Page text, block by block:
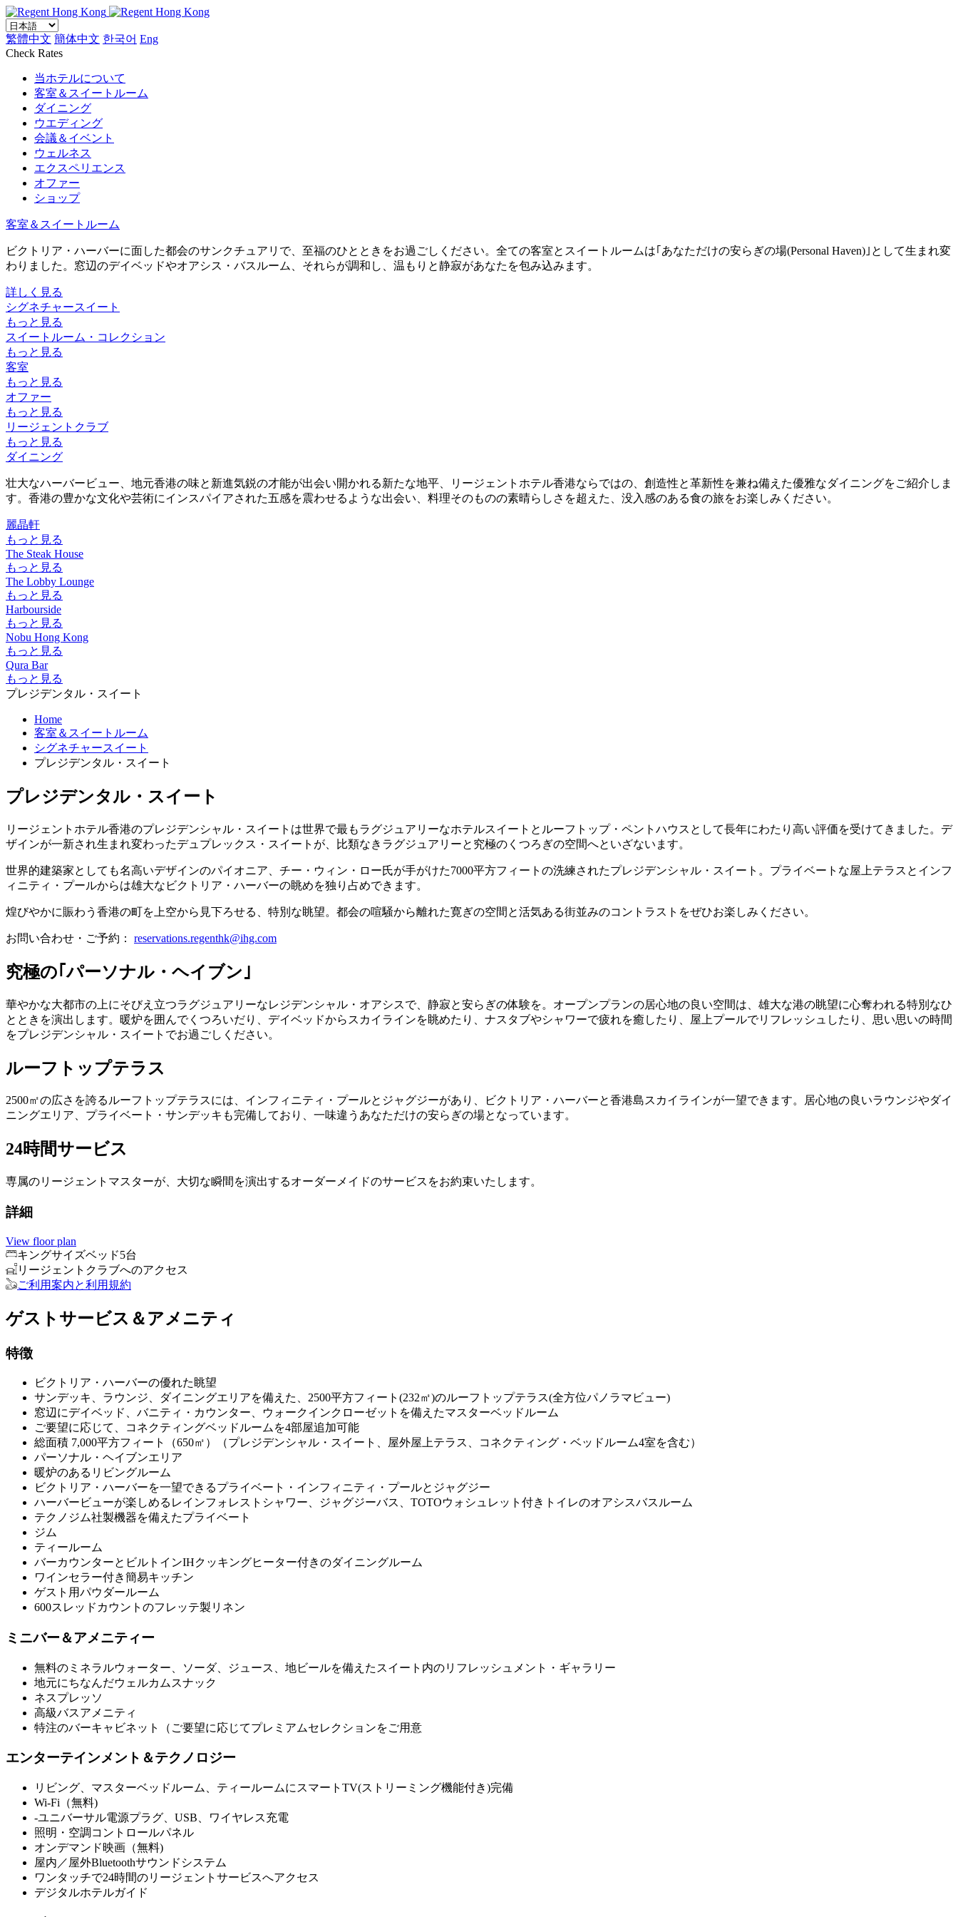
繁體中文 簡体中文 한국어 Eng
Check Rates
当ホテルについて
客室＆スイートルーム
ダイニング
ウエディング
会議＆イベント
ウェルネス
エクスペリエンス
オファー
ショップ
客室＆スイートルーム
ビクトリア・ハーバーに面した都会のサンクチュアリで、至福のひとときをお過ごしください。全ての客室とスイートルームは｢あなただけの安らぎの場(Personal Haven)｣として生まれ変
わりました。窓辺のデイベッドやオアシス・バスルーム、それらが調和し、温もりと静寂があなたを包み込みます。
詳しく見る
シグネチャースイート
もっと見る
スイートルーム・コレクション
もっと見る
客室
もっと見る
オファー
もっと見る
リージェントクラブ
もっと見る
ダイニング
壮大なハーバービュー、地元香港の味と新進気鋭の才能が出会い開かれる新たな地平、リージェントホテル香港ならではの、創造性と革新性を兼ね備えた優雅なダイニングをご紹介しま
す。香港の豊かな文化や芸術にインスパイアされた五感を震わせるような出会い、料理そのものの素晴らしさを超えた、没入感のある食の旅をお楽しみください。
麗晶軒
もっと見る
The Steak House
もっと見る
The Lobby Lounge
もっと見る
Harbourside
もっと見る
Nobu Hong Kong
もっと見る
Qura Bar
もっと見る
プレジデンタル・スイート
Home
客室＆スイートルーム
シグネチャースイート
プレジデンタル・スイート
プレジデンタル・スイート
リージェントホテル香港のプレジデンシャル・スイートは世界で最もラグジュアリーなホテルスイートとルーフトップ・ペントハウスとして長年にわたり高い評価を受けてきました。デ
ザインが一新され生まれ変わったデュプレックス・スイートが、比類なきラグジュアリーと究極のくつろぎの空間へといざないます。
世界的建築家としても名高いデザインのパイオニア、チー・ウィン・ロー氏が手がけた7000平方フィートの洗練されたプレジデンシャル・スイート。プライベートな屋上テラスとインフ
ィニティ・プールからは雄大なビクトリア・ハーバーの眺めを独り占めできます。
煌びやかに賑わう香港の町を上空から見下ろせる、特別な眺望。都会の喧騒から離れた寛ぎの空間と活気ある街並みのコントラストをぜひお楽しみください。
お問い合わせ・ご予約： reservations.regenthk@ihg.com
究極の｢パーソナル・ヘイブン｣
華やかな大都市の上にそびえ立つラグジュアリーなレジデンシャル・オアシスで、静寂と安らぎの体験を。オープンプランの居心地の良い空間は、雄大な港の眺望に心奪われる特別なひ
とときを演出します。暖炉を囲んでくつろいだり、デイベッドからスカイラインを眺めたり、ナスタブやシャワーで疲れを癒したり、屋上プールでリフレッシュしたり、思い思いの時間
をプレジデンシャル・スイートでお過ごしください。
ルーフトップテラス
2500㎡の広さを誇るルーフトップテラスには、インフィニティ・プールとジャグジーがあり、ビクトリア・ハーバーと香港島スカイラインが一望できます。居心地の良いラウンジやダイ
ニングエリア、プライベート・サンデッキも完備しており、一味違うあなただけの安らぎの場となっています。
24時間サービス
専属のリージェントマスターが、大切な瞬間を演出するオーダーメイドのサービスをお約束いたします。
詳細
View floor plan
キングサイズベッド5台
リージェントクラブへのアクセス
ご利用案内と利用規約
ゲストサービス＆アメニティ
特徴
ビクトリア・ハーバーの優れた眺望
サンデッキ、ラウンジ、ダイニングエリアを備えた、2500平方フィート(232㎡)のルーフトップテラス(全方位パノラマビュー)
窓辺にデイベッド、バニティ・カウンター、ウォークインクローゼットを備えたマスターベッドルーム
ご要望に応じて、コネクティングベッドルームを4部屋追加可能
総面積 7,000平方フィート（650㎡）（プレジデンシャル・スイート、屋外屋上テラス、コネクティング・ベッドルーム4室を含む）
パーソナル・ヘイブンエリア
暖炉のあるリビングルーム
ビクトリア・ハーバーを一望できるプライベート・インフィニティ・プールとジャグジー
ハーバービューが楽しめるレインフォレストシャワー、ジャグジーバス、TOTOウォシュレット付きトイレのオアシスバスルーム
テクノジム社製機器を備えたプライベート
ジム
ティールーム
バーカウンターとビルトインIHクッキングヒーター付きのダイニングルーム
ワインセラー付き簡易キッチン
ゲスト用パウダールーム
600スレッドカウントのフレッテ製リネン
ミニバー＆アメニティー
無料のミネラルウォーター、ソーダ、ジュース、地ビールを備えたスイート内のリフレッシュメント・ギャラリー
地元にちなんだウェルカムスナック
ネスプレッソ
高級バスアメニティ
特注のバーキャビネット（ご要望に応じてプレミアムセレクションをご用意
エンターテインメント＆テクノロジー
リビング、マスターベッドルーム、ティールームにスマートTV(ストリーミング機能付き)完備
Wi-Fi（無料)
-ユニバーサル電源プラグ、USB、ワイヤレス充電
照明・空調コントロールパネル
オンデマンド映画（無料)
屋内／屋外Bluetoothサウンドシステム
ワンタッチで24時間のリージェントサービスへアクセス
デジタルホテルガイド